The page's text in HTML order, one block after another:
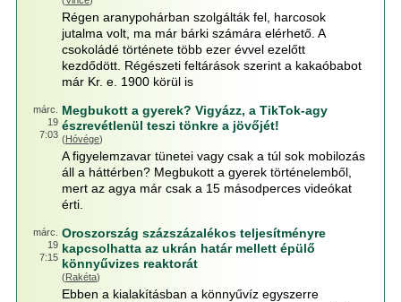
Régen aranypohárban szolgálták fel, harcosok
jutalma volt, ma már bárki számára elérhető. A
csokoládé története több ezer évvel ezelőtt
kezdődött. Régészeti feltárások szerint a kakaóbabot
már Kr. e. 1900 körül is
márc.
19
7:03
Megbukott a gyerek? Vigyázz, a TikTok-agy
észrevétlenül teszi tönkre a jövőjét!
(Hóvége)
A figyelemzavar tünetei vagy csak a túl sok mobilozás
áll a háttérben? Megbukott a gyerek történelemből,
mert az agya már csak a 15 másodperces videókat
érti.
márc.
19
7:15
Oroszország százszázalékos teljesítményre
kapcsolhatta az ukrán határ mellett épülő
könnyűvizes reaktorát
(Rakéta)
Ebben a kialakításban a könnyűvíz egyszerre